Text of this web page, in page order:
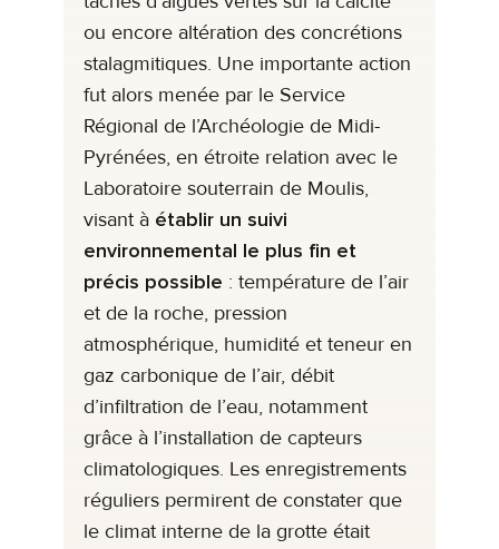
ou encore altération des concrétions
stalagmitiques. Une importante action
fut alors menée par le Service
Régional de l’Archéologie de Midi-
Pyrénées, en étroite relation avec le
Laboratoire souterrain de Moulis,
visant à établir un suivi
environnemental le plus fin et
précis possible : température de l’air
et de la roche, pression
atmosphérique, humidité et teneur en
gaz carbonique de l’air, débit
d’infiltration de l’eau, notamment
grâce à l’installation de capteurs
climatologiques. Les enregistrements
réguliers permirent de constater que
le climat interne de la grotte était